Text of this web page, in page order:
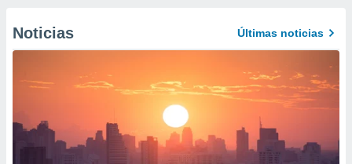
Noticias Últimas noticias